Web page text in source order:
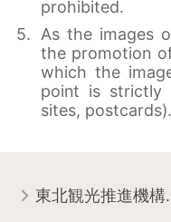
prohibited.
As the images
the promotion
which the
point is strictly
sites, postcards).
東北観光推進機構について